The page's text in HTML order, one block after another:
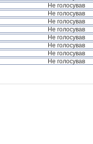
Не голосував
Не голосував
Не голосував
Не голосував
Не голосував
Не голосував
Не голосував
Не голосував